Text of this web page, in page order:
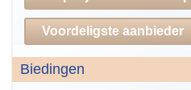
Voordeligste aanbieder
Biedingen